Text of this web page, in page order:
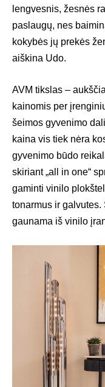
lengvesnis, žesnės
paslaugų, nes
kokybės jų prekės
aiškina Udo.
AVM tikslas –
kainomis per
šeimos gyvenimo
kaina vis tiek nėra
gyvenimo būdo
skiriant „all in one“
gaminti vinilo
tonarmus ir galvutes.
gaunama iš vinilo